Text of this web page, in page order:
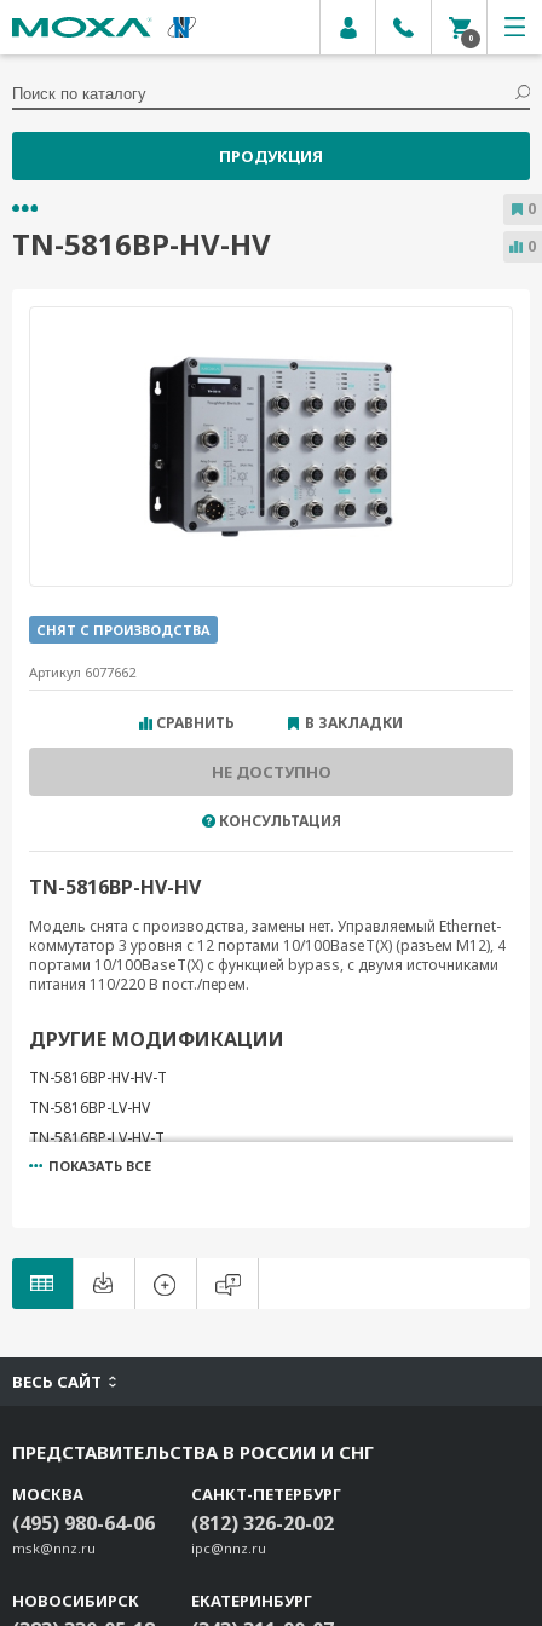
0
ПРОДУКЦИЯ
TN-5816BP-HV-HV
СНЯТ С ПРОИЗВОДСТВА
Артикул 6077662
СРАВНИТЬ В ЗАКЛАДКИ
НЕ ДОСТУПНО
КОНСУЛЬТАЦИЯ
TN-5816BP-HV-HV
Модель снята с производства, замены нет. Управляемый Ethernet-
коммутатор 3 уровня с 12 портами 10/100BaseT(X) (разъем M12), 4
портами 10/100BaseT(X) с функцией bypass, с двумя источниками
питания 110/220 В пост./перем.
ДРУГИЕ МОДИФИКАЦИИ
TN-5816BP-HV-HV-T
TN-5816BP-LV-HV
TN-5816BP-LV-HV-T
TN-5816BP-LV-LV
TN-5816BP-LV-MV-T
TN-5816BP-MV-HV
TN-5816BP-MV-MV-T
ПОКАЗАТЬ ВСЕ
ВЕСЬ САЙТ
ПРЕДСТАВИТЕЛЬСТВА В РОССИИ И СНГ
МОСКВА
(495) 980-64-06
msk@nnz.ru
САНКТ-ПЕТЕРБУРГ
(812) 326-20-02
ipc@nnz.ru
НОВОСИБИРСК ЕКАТЕРИНБУРГ
0
0